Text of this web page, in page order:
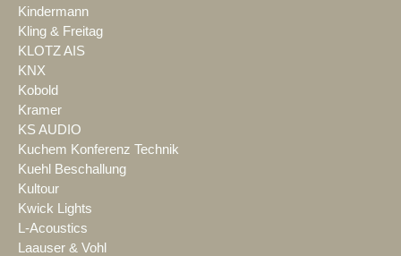
Kindermann
Kling & Freitag
KLOTZ AIS
KNX
Kobold
Kramer
KS AUDIO
Kuchem Konferenz Technik
Kuehl Beschallung
Kultour
Kwick Lights
L-Acoustics
Laauser & Vohl